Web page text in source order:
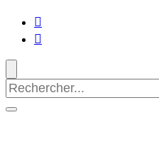
Recherche
pour
: